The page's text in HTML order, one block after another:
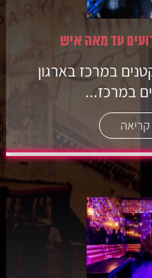
עד מאה איש
במרכז בארגון
במרכז...